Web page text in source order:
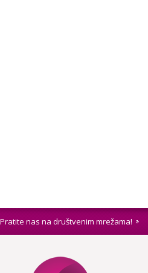
Pratite nas na društvenim mrežama!